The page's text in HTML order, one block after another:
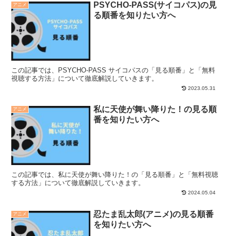
アニメ
PSYCHO-PASS(サイコパス)の見
る順番を知りたい方へ
この記事では、PSYCHO-PASS サイコパスの「見る順番」と「無料
視聴する方法」について徹底解説していきます。
2023.05.31
アニメ
私に天使が舞い降りた！の見る順
番を知りたい方へ
この記事では、私に天使が舞い降りた！の「見る順番」と「無料視聴
する方法」について徹底解説していきます。
2024.05.04
アニメ
忍たま乱太郎(アニメ)の見る順番
を知りたい方へ